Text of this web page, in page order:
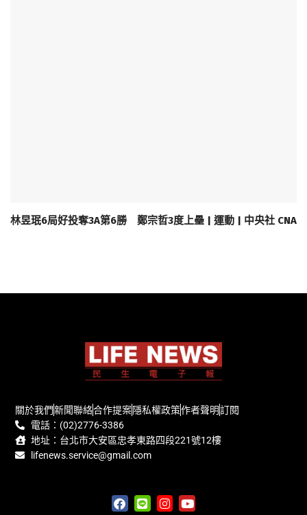
林昱珉6局好投奪3A第6勝 鄭宗哲3度上壘 | 運動 | 中央社 CNA
關於我們新聞聯絡合作提案隱私權政策作者聲明訂閱
電話：(02)2776-3386
地址：台北市大安區忠孝東路四段221號12樓
lifenews.service@gmail.com